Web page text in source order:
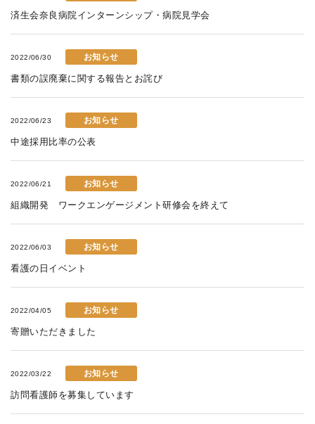
済生会奈良病院インターンシップ・病院見学会
2022/06/30 お知らせ
書類の誤廃棄に関する報告とお詫び
2022/06/23 お知らせ
中途採用比率の公表
2022/06/21 お知らせ
組織開発 ワークエンゲージメント研修会を終えて
2022/06/03 お知らせ
看護の日イベント
2022/04/05 お知らせ
寄贈いただきました
2022/03/22 お知らせ
訪問看護師を募集しています